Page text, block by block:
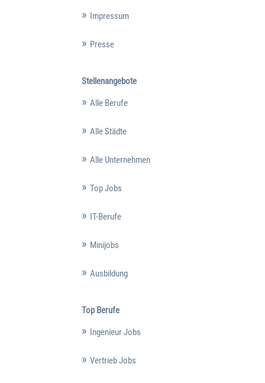
Impressum
Presse
Stellenangebote
Alle Berufe
Alle Städte
Alle Unternehmen
Top Jobs
IT-Berufe
Minijobs
Ausbildung
Top Berufe
Ingenieur Jobs
Vertrieb Jobs